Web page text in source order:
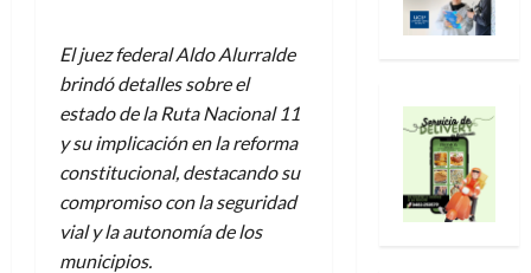
El juez federal Aldo Alurralde
brindó detalles sobre el
estado de la Ruta Nacional 11
y su implicación en la reforma
constitucional, destacando su
compromiso con la seguridad
vial y la autonomía de los
municipios.